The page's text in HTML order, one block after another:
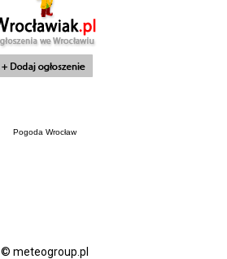
Pogoda Wrocław
© meteogroup.pl